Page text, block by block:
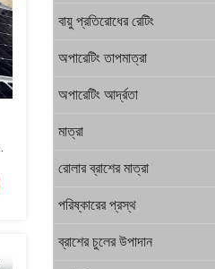
বায়ু প্রতিরোধের রেটিং
অপারেটিং তাপমাত্রা
অপারেটিং আর্দ্রতা
মাত্রা
রোলার ব্রাশের মাত্রা
পরিষ্কারের প্রস্থ
ব্রাশের চুলের উপাদান